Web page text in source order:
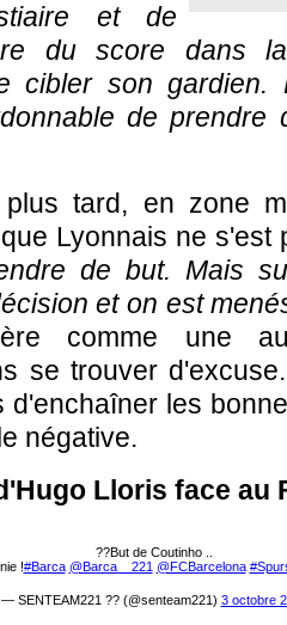
et de
du score dans
cibler son
de prendre
plus tard, en zone
Lyonnais ne s'est
de but. Mais
et on est
comme une
se trouver
d'enchaîner les
négative.
Lloris face au
??But de Coutinho ..
!#Barca @Barca__221 @FCBarcelona
— SENTEAM221 ?? (@senteam221) 3 octobre